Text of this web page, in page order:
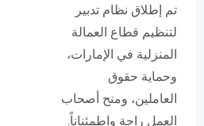
تم إطلاق نظام تدبير
لتنظيم قطاع العمالة
المنزلية في الإمارات،
وحماية حقوق
العاملين، ومنح أصحاب
العمل راحة واطمئناناً.